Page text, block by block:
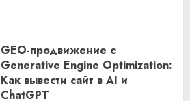
GEO-продвижение с
Generative Engine Optimization:
Как вывести сайт в AI и
ChatGPT